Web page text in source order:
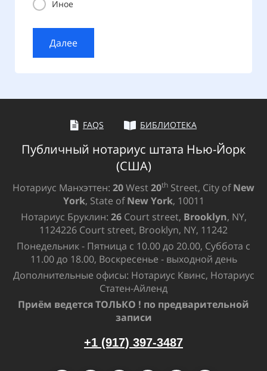
Иное
Далее
FAQS БИБЛИОТЕКА
Публичный нотариус штата Нью-Йорк
(США)
Нотариус Манхэттен: 20West20th Street, City ofNew
York, State ofNew York, 10011
Нотариус Бруклин: 26Court street, Brooklyn, NY,
1124226 Court street, Brooklyn, NY, 11242
Понедельник - Пятница с 10.00 до 20.00, Суббота с
11.00 до 18.00, Воскресенье - выходной день
Дополнительные офисы: Нотариус Квинс, Нотариус
Статен-Айленд
Приём ведется ТОЛЬКО ! по предварительной
записи
+1 (917) 397-3487